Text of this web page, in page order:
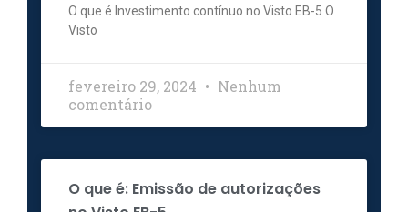
O que é Investimento contínuo no Visto EB-5 O
Visto
fevereiro 29, 2024
Nenhum
comentário
O que é: Emissão de autorizações